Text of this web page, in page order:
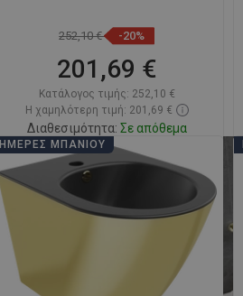
252,10 € -20%
201,69 €
Κατάλογος τιμής: 252,10 €
Η χαμηλότερη τιμή: 201,69 €
Διαθεσιμότητα: Σε απόθεμα
Στο καλάθι
Σύγκριση
ΗΜΈΡΕΣ ΜΠΆΝΙΟΥ